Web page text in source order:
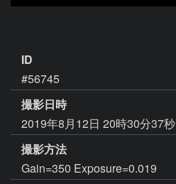
ID
#56745
撮影日時
2019年8月12日 20時30分37秒
撮影方法
Gain=350 Exposure=0.019